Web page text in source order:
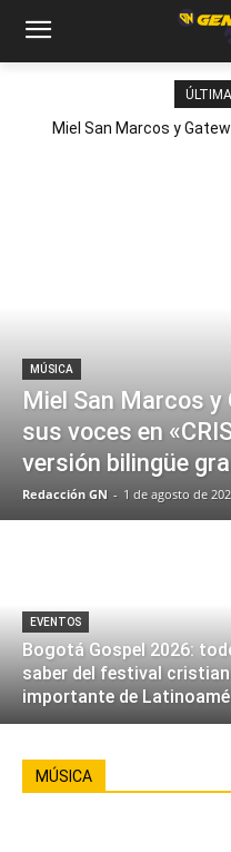
Miel San Marcos y
MÚSICA
Miel San Marcos y
sus voces en
versión bilingüe
Redacción GN - 1 de agosto de
EVENTOS
Bogotá Gospel 2026:
saber del festival
importante de
MÚSICA